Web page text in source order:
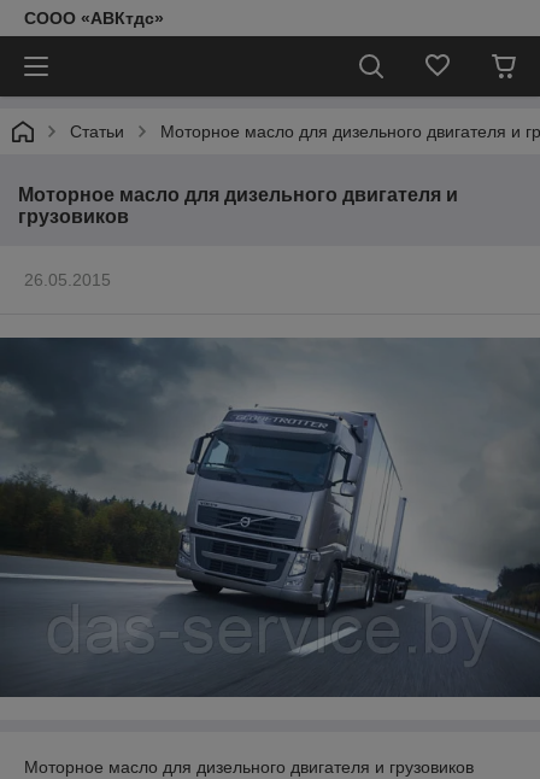
СООО «АВКтдс»
Статьи Моторное масло для дизельного двигателя и
Моторное масло для дизельного двигателя и
грузовиков
26.05.2015
Моторное масло для дизельного двигателя и грузовиков